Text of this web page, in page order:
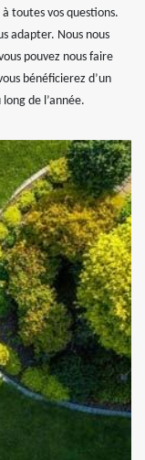
toutes vos questions.
adapter. Nous nous
pouvez nous faire
bénéficierez d’un
de l’année.